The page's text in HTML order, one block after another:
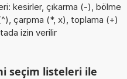
kesirler, çıkarma (-), bölme
çarpma (*, x), toplama (+)
izin verilir
seçim listeleri ile